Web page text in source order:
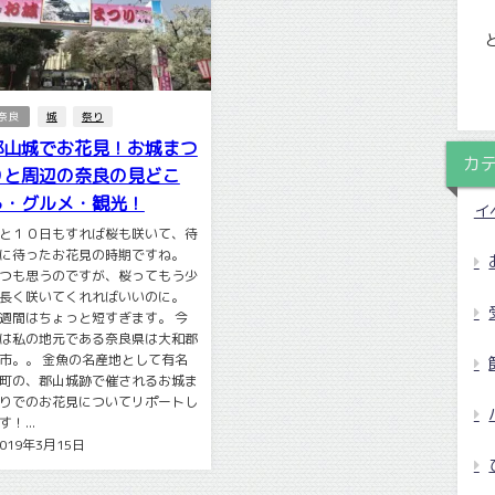
良 城 祭り
城でお花見！お城まつ
周辺の奈良の見どこ
グルメ・観光！
１０日もすれば桜も咲いて、待
待ったお花見の時期ですね。
も思うのですが、桜ってもう少
く咲いてくれればいいのに。
間はちょっと短すぎます。 今
私の地元である奈良県は大和郡
。。 金魚の名産地として有名
の、郡山城跡で催されるお城ま
でのお花見についてリポートし
！...
年3月15日
カ
イ